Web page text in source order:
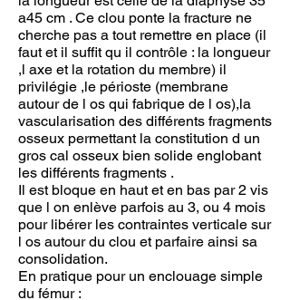
a45 cm . Ce clou ponte la fracture ne
cherche pas a tout remettre en place (il
faut et il suffit qu il contrôle : la longueur
,l axe et la rotation du membre) il
privilégie ,le périoste (membrane
autour de l os qui fabrique de l os),la
vascularisation des différents fragments
osseux permettant la constitution d un
gros cal osseux bien solide englobant
les différents fragments .
Il est bloque en haut et en bas par 2 vis
que l on enlève parfois au 3, ou 4 mois
pour libérer les contraintes verticale sur
l os autour du clou et parfaire ainsi sa
consolidation.
En pratique pour un enclouage simple
du fémur :